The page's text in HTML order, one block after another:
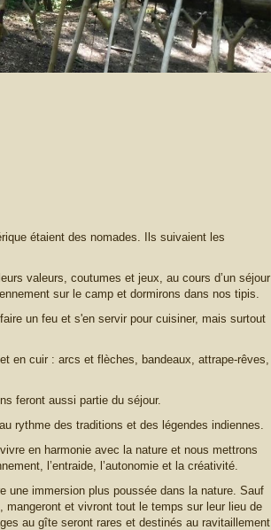
étaient des nomades. Ils suivaient les
valeurs, coutumes et jeux, au cours d’un séjour
sur le camp et dormirons dans nos tipis.
un feu et s'en servir pour cuisiner, mais surtout
en cuir : arcs et flèches, bandeaux, attrape-rêves,
feront aussi partie du séjour.
rythme des traditions et des légendes indiennes.
en harmonie avec la nature et nous mettrons
l’entraide, l’autonomie et la créativité.
une immersion plus poussée dans la nature. Sauf
et vivront tout le temps sur leur lieu de
au gîte seront rares et destinés au ravitaillement